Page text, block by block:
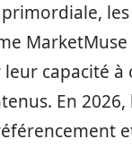
MarketMuse
capacité à
En 2026,